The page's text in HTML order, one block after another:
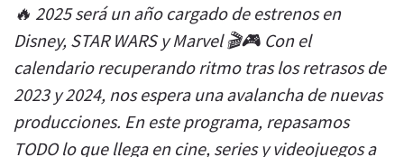
🔥 2025 será un año cargado de estrenos en
Disney, STAR WARS y Marvel 🎬🎮 Con el
calendario recuperando ritmo tras los retrasos de
2023 y 2024, nos espera una avalancha de nuevas
producciones. En este programa, repasamos
TODO lo que llega en cine, series y videojuegos a